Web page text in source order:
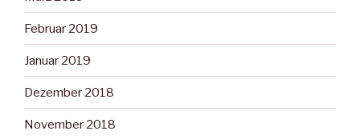
Februar 2019
Januar 2019
Dezember 2018
November 2018